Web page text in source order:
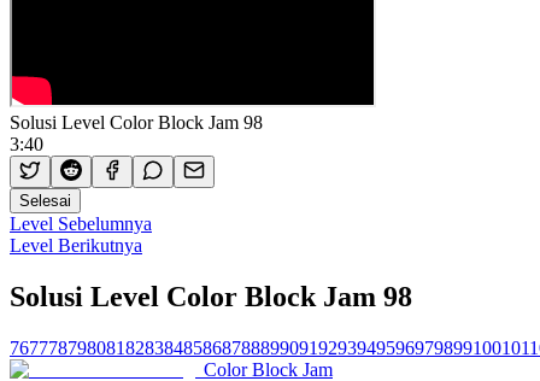
Solusi Level Color Block Jam 98
3:40
Selesai
Level Sebelumnya
Level Berikutnya
Solusi Level Color Block Jam 98
767778798081828384858687888990919293949596979899100101
Color Block Jam